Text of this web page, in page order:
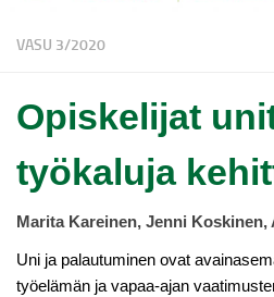
VASU 3/2020
Opiskelijat
työkaluja
Marita Kareinen, Jenni
Uni ja palautuminen ovat
työelämän ja vapaa-ajan